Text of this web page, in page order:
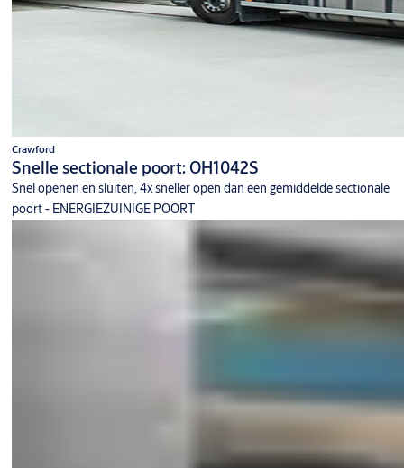
Crawford
Snelle sectionale poort: OH1042S
Snel openen en sluiten, 4x sneller open dan een gemiddelde sectionale
poort - ENERGIEZUINIGE POORT